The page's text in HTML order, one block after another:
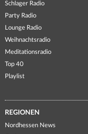
Schlager Radio
Party Radio
Lounge Radio
Weihnachtsradio
Meditationsradio
Top 40
Playlist
REGIONEN
Nordhessen News